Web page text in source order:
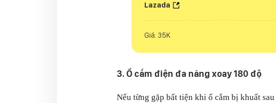
Lazada
Giá: 35K
3. Ổ cắm điện đa năng xoay 180 độ
Nếu từng gặp bất tiện khi ổ cắm bị khuất